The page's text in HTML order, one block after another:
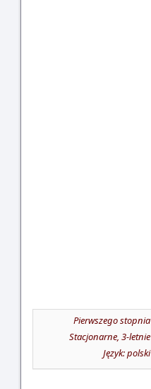
Pierwszego stopnia
Stacjonarne, 3-letnie
Język: polski